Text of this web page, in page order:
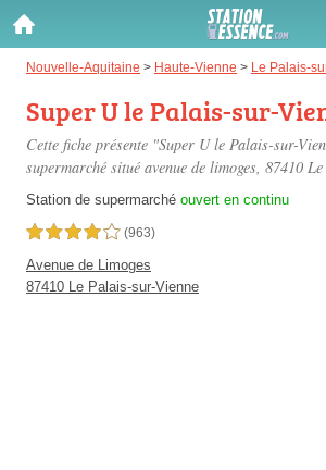
Nouvelle-Aquitaine > Haute-Vienne > Le Palais-
Super U le Palais-sur-
Cette fiche présente "Super U le Palais-sur-
supermarché situé avenue de limoges, 87410
Station de supermarché ouvert en continu
4,0 étoiles sur 5 (963)
Avenue de Limoges
87410 Le Palais-sur-Vienne
Gazole :
Disponible
SP 98 :
Disponible
SP 95 :
Disponible